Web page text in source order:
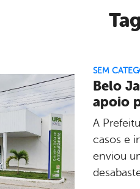
SEM
Belo
apoio
A
casos e
enviou